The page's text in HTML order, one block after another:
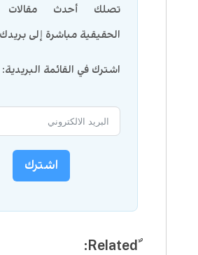
تصلك أحدث مقالات
الحقيقية مباشرة إلى
اشترك في القائمة البريدية:
اشترك
ٌRelated: